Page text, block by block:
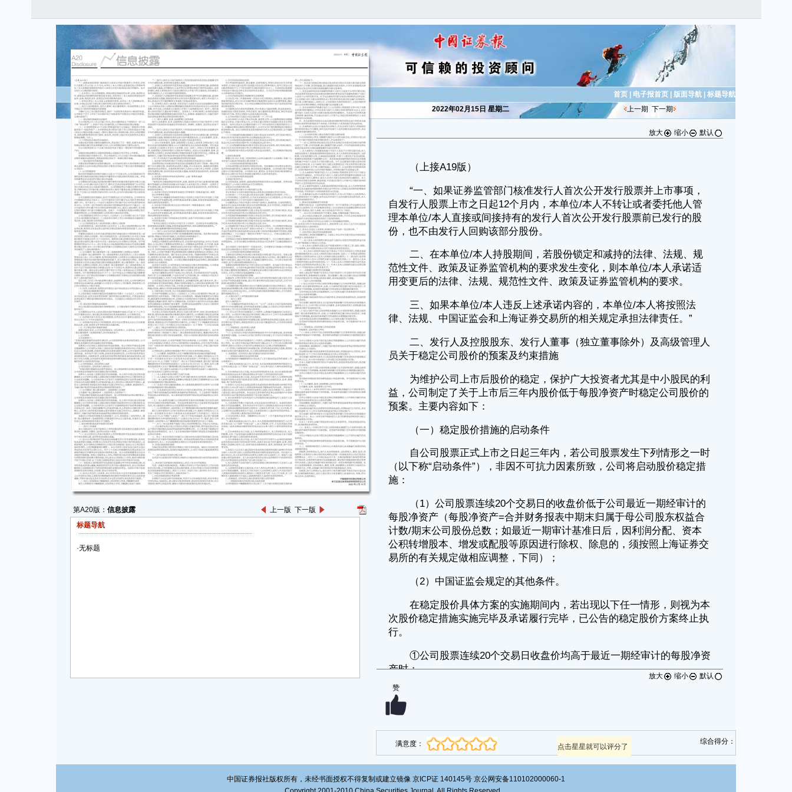
第A20版： 信息披露 上一版 下一版
标题导航
·无标题
首页 电子报首页 版面导航
标题导航
2022年02月15日 星期二
上一期 下一期
放大 缩小 默认
（上接A19版）
“一、如果证券监管部门核准发行人首次公开发行股票并上市事项，
自发行人股票上市之日起12个月内，本单位/本人不转让或者委托他人管
理本单位/本人直接或间接持有的发行人首次公开发行股票前已发行的股
份，也不由发行人回购该部分股份。
二、在本单位/本人持股期间，若股份锁定和减持的法律、法规、规
范性文件、政策及证券监管机构的要求发生变化，则本单位/本人承诺适
用变更后的法律、法规、规范性文件、政策及证券监管机构的要求。
三、如果本单位/本人违反上述承诺内容的，本单位/本人将按照法
律、法规、中国证监会和上海证券交易所的相关规定承担法律责任。”
二、发行人及控股股东、发行人董事（独立董事除外）及高级管理人
员关于稳定公司股价的预案及约束措施
为维护公司上市后股价的稳定，保护广大投资者尤其是中小股民的利
益，公司制定了关于上市后三年内股价低于每股净资产时稳定公司股价的
预案。主要内容如下：
（一）稳定股价措施的启动条件
自公司股票正式上市之日起三年内，若公司股票发生下列情形之一时
（以下称“启动条件”），非因不可抗力因素所致，公司将启动股价稳定措
施：
（1）公司股票连续20个交易日的收盘价低于公司最近一期经审计的
每股净资产（每股净资产=合并财务报表中期末归属于母公司股东权益合
计数/期末公司股份总数；如最近一期审计基准日后，因利润分配、资本
公积转增股本、增发或配股等原因进行除权、除息的，须按照上海证券交
易所的有关规定做相应调整，下同）；
（2）中国证监会规定的其他条件。
在稳定股价具体方案的实施期间内，若出现以下任一情形，则视为本
次股价稳定措施实施完毕及承诺履行完毕，已公告的稳定股价方案终止执
行。
①公司股票连续20个交易日收盘价均高于最近一期经审计的每股净资
产时；
②继续回购或增持公司股份将导致公司股权分布不符合上市条件。
本轮稳定股价方案终止后，若公司股票自上市之日起三年内再次触发
稳定股价预案启动情形的，将按前款规定启动下一轮稳定股价预案。
在稳定股价措施的启动条件满足时，公司及相关责任主体将根据公司
董事会或股东大会审议通过的稳定股价方案及时采取以下部分或全部措施
稳定股价措施的启动条件成就之日起10个交易日内，公司应根据届时
有效的法律法规和本股价稳定预案召开董事会讨论稳定股价的具体方案，
并及时将董事会审议通过的回购方案对外披露。
起3个月内，公司以集中竞价交易方式、要约方式或证券监督管理部门认
可的其他方式依法向社会公众股东回购股票。公司回购股票应当确定合理
公司实施稳定股价预案时，拟用于回购资金应当为自筹资金。公司单
的净利润的20%；公司单一会计年度用以稳定股价的回购股份资金合计不
超过上一会计年度经审计的归属于母公司所有者净利润的30%，超过上述
标准的，有关稳定股价措施在当年度不再继续实施，但如下一年度继续出
现需启动稳定股价措施的情形时，公司将继续按照上述原则执行稳定股价
预案。
放大 缩小
默认
赞
满意度： 点击星星就可以评分了
综合得分：
中国证券报社版权所有，未经书面授权不得复制或建立镜像 京ICP证 140145号 京公网安备110102000060-1